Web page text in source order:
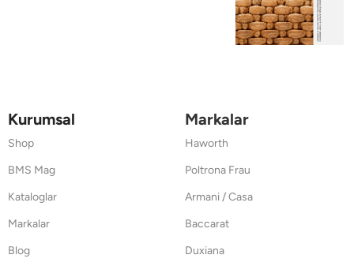
Kurumsal
Shop
BMS Mag
Kataloglar
Markalar
Blog
Markalar
Haworth
Poltrona Frau
Armani / Casa
Baccarat
Duxiana